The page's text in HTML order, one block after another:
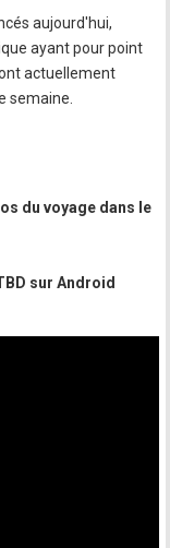
aujourd'hui,
ayant pour point
actuellement
semaine.
du voyage dans le
sur Android